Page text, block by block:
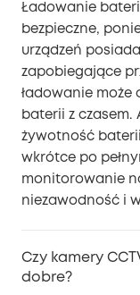
Ładowanie
bezpieczne,
urządzeń
zapobiegające
ładowanie może
baterii z
żywotność
wkrótce po
monitorowanie
niezawodność i
Czy kamery
dobre?